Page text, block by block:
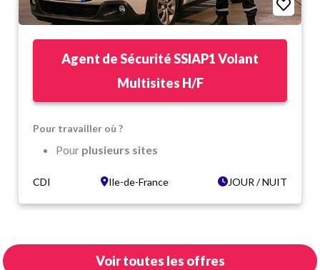
Agent de Sécurité SSIAP1 Volant
Multisites H/F
Pour travailler où ?
Pour plusieurs sites
Vacations deJOURet/ouNUIT(vous palliez
CDI Ile-de-France JOUR / NUIT
Voir toutes les offres